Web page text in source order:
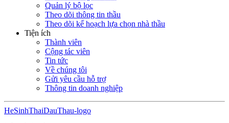
Quản lý bộ lọc
Theo dõi thông tin thầu
Theo dõi kế hoạch lựa chọn nhà thầu
Tiện ích
Thành viên
Cộng tác viên
Tin tức
Về chúng tôi
Gửi yêu cầu hỗ trợ
Thông tin doanh nghiệp
HeSinhThaiDauThau-logo